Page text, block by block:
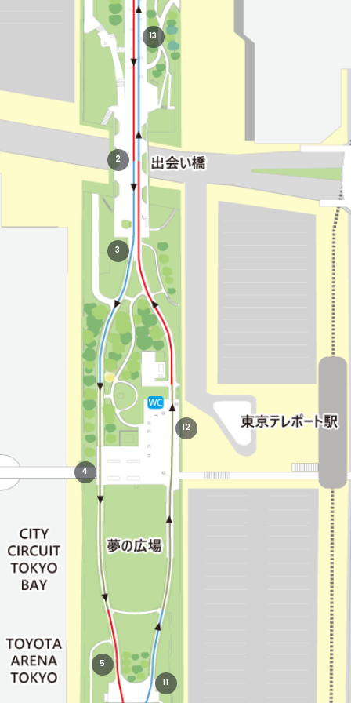
2
3
4
5
11
12
13